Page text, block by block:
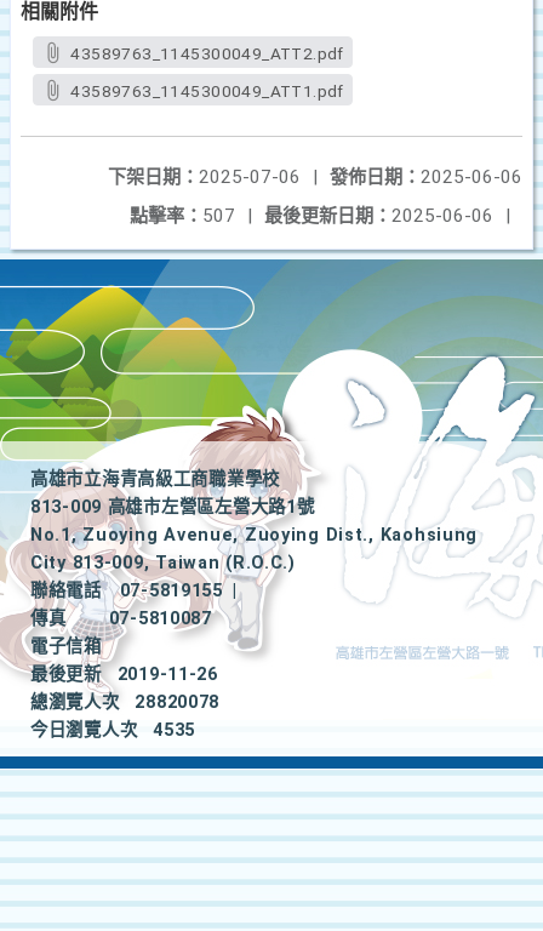
相關附件
43589763_1145300049_ATT2.pdf
43589763_1145300049_ATT1.pdf
發佈日期： 2025-06-06
下架日期： 2025-07-06
|
最後更新日期： 2025-06-06 |
點擊率： 507 |
高雄市立海青高級工商職業學校
813-009 高雄市左營區左營大路1號
No.1, Zuoying Avenue, Zuoying Dist., Kaohsiung
City 813-009, Taiwan (R.O.C.)
聯絡電話
07-5819155
|
傳真
07-5810087
電子信箱
最後更新
2019-11-26
總瀏覽人次
28820078
今日瀏覽人次
4535